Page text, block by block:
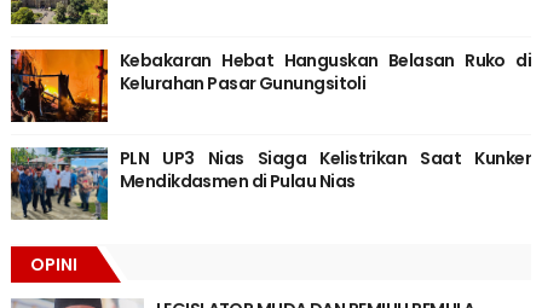
Kebakaran Hebat Hanguskan Belasan Ruko di
Kelurahan Pasar Gunungsitoli
PLN UP3 Nias Siaga Kelistrikan Saat Kunker
Mendikdasmen di Pulau Nias
OPINI